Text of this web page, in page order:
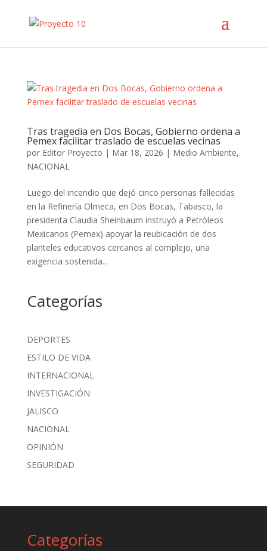
Tras tragedia en Dos Bocas, Gobierno ordena a
Pemex facilitar traslado de escuelas vecinas
por Editor Proyecto | Mar 18, 2026 | Medio Ambiente,
NACIONAL
Luego del incendio que dejó cinco personas fallecidas
en la Refinería Olmeca, en Dos Bocas, Tabasco, la
presidenta Claudia Sheinbaum instruyó a Petróleos
Mexicanos (Pemex) apoyar la reubicación de dos
planteles educativos cercanos al complejo, una
exigencia sostenida...
Categorías
DEPORTES
ESTILO DE VIDA
INTERNACIONAL
INVESTIGACIÓN
JALISCO
NACIONAL
OPINIÓN
SEGURIDAD
Categorías